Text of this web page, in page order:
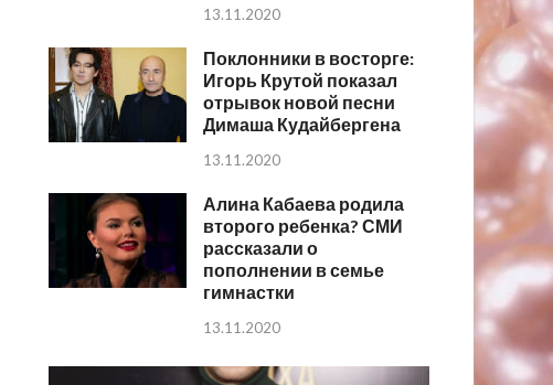
13.11.2020
Поклонники в восторге:
Игорь Крутой показал
отрывок новой песни
Димаша Кудайбергена
13.11.2020
Алина Кабаева родила
второго ребенка? СМИ
рассказали о
пополнении в семье
гимнастки
13.11.2020